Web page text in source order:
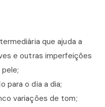
que ajuda a
e outras imperfeições
para o dia a dia;
variações de tom;